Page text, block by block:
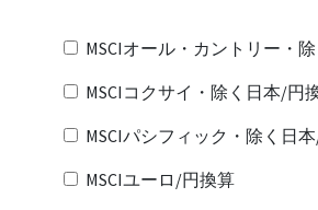
MSCIオール・カントリー・
MSCIコクサイ・除く日本/円
MSCIパシフィック・除く日
MSCIユーロ/円換算